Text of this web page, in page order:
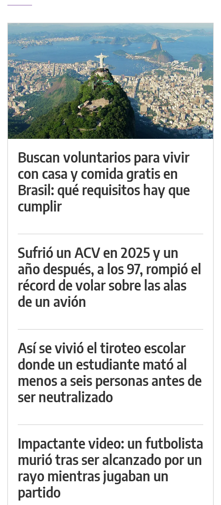
Buscan voluntarios para vivir
con casa y comida gratis en
Brasil: qué requisitos hay que
cumplir
Sufrió un ACV en 2025 y un
año después, a los 97, rompió el
récord de volar sobre las alas
de un avión
Así se vivió el tiroteo escolar
donde un estudiante mató al
menos a seis personas antes de
ser neutralizado
Impactante video: un futbolista
murió tras ser alcanzado por un
rayo mientras jugaban un
partido